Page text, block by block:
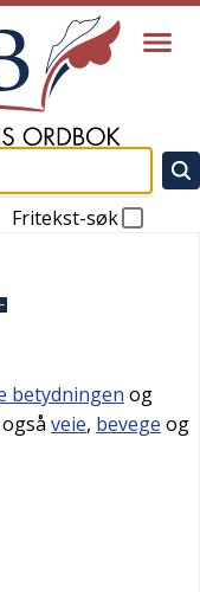
Fritekst-søk
betydningen og
veie, bevege og